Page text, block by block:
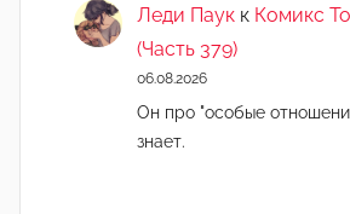
Леди Паук к Комикс
(Часть 379)
06.08.2026
Он про "особые
знает.